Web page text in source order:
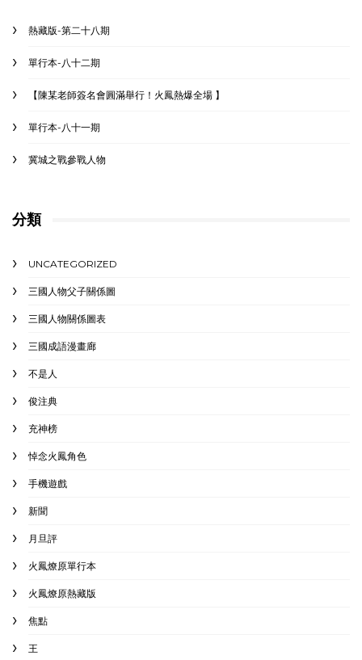
熱藏版-第二十八期
單行本-八十二期
【陳某老師簽名會圓滿舉行！火鳳熱爆全場 】
單行本-八十一期
冀城之戰參戰人物
分類
UNCATEGORIZED
三國人物父子關係圖
三國人物關係圖表
三國成語漫畫廊
不是人
俊注典
充神榜
悼念火鳳角色
手機遊戲
新聞
月旦評
火鳳燎原單行本
火鳳燎原熱藏版
焦點
王